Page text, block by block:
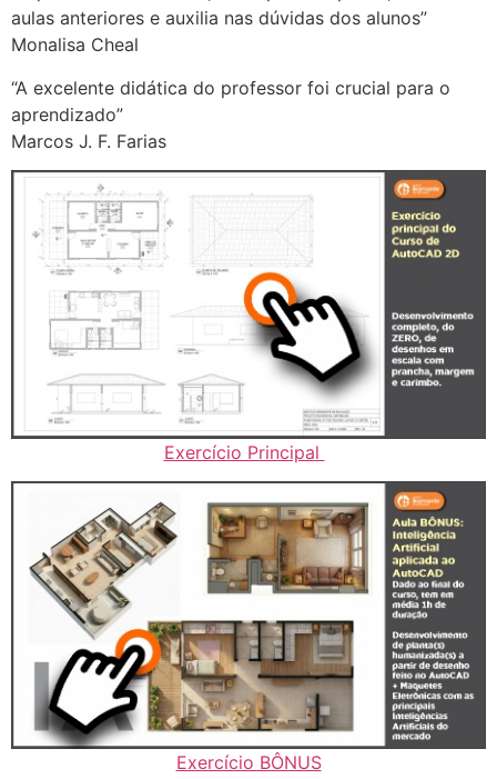
aulas anteriores e auxilia nas dúvidas dos alunos”
Monalisa Cheal
“A excelente didática do professor foi crucial para o
aprendizado”
Marcos J. F. Farias
Exercício Principal
Exercício BÔNUS